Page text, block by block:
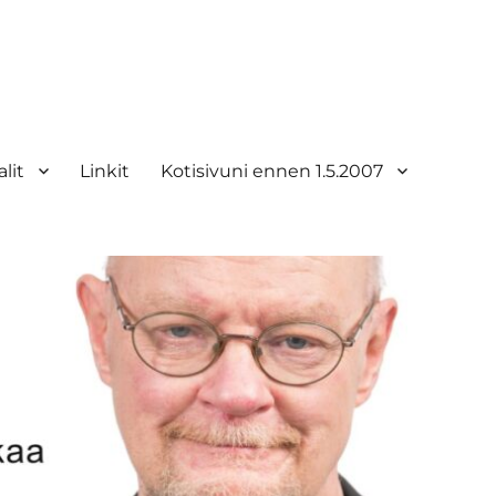
Linkit Kotisivuni ennen 1.5.2007